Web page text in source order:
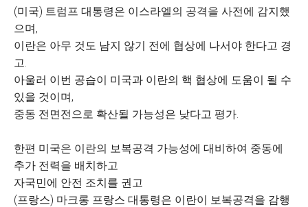
(미국) 트럼프 대통령은 이스라엘의 공격을 사전에 감지했
으며,
이란은 아무 것도 남지 않기 전에 협상에 나서야 한다고 경
고.
아울러 이번 공습이 미국과 이란의 핵 협상에 도움이 될 수
있을 것이며,
중동 전면전으로 확산될 가능성은 낮다고 평가.
한편 미국은 이란의 보복공격 가능성에 대비하여 중동에
추가 전력을 배치하고
자국민에 안전 조치를 권고
(프랑스) 마크롱 프랑스 대통령은 이란이 보복공격을 감행